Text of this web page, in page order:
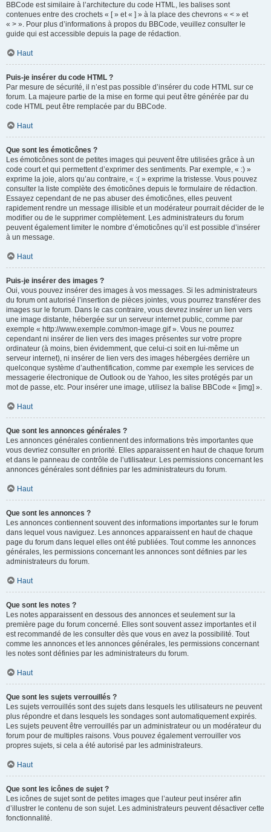
BBCode est similaire à l’architecture du code HTML, les balises sont
contenues entre des crochets « [ » et « ] » à la place des chevrons « < » et
« > ». Pour plus d’informations à propos du BBCode, veuillez consulter le
guide qui est accessible depuis la page de rédaction.
Haut
Puis-je insérer du code HTML ?
Par mesure de sécurité, il n’est pas possible d’insérer du code HTML sur ce
forum. La majeure partie de la mise en forme qui peut être générée par du
code HTML peut être remplacée par du BBCode.
Haut
Que sont les émoticônes ?
Les émoticônes sont de petites images qui peuvent être utilisées grâce à un
code court et qui permettent d’exprimer des sentiments. Par exemple, « :) »
exprime la joie, alors qu’au contraire, « :( » exprime la tristesse. Vous pouvez
consulter la liste complète des émoticônes depuis le formulaire de rédaction.
Essayez cependant de ne pas abuser des émoticônes, elles peuvent
rapidement rendre un message illisible et un modérateur pourrait décider de le
modifier ou de le supprimer complètement. Les administrateurs du forum
peuvent également limiter le nombre d’émoticônes qu’il est possible d’insérer
à un message.
Haut
Puis-je insérer des images ?
Oui, vous pouvez insérer des images à vos messages. Si les administrateurs
du forum ont autorisé l’insertion de pièces jointes, vous pourrez transférer des
images sur le forum. Dans le cas contraire, vous devrez insérer un lien vers
une image distante, hébergée sur un serveur internet public, comme par
exemple « http://www.exemple.com/mon-image.gif ». Vous ne pourrez
cependant ni insérer de lien vers des images présentes sur votre propre
ordinateur (à moins, bien évidemment, que celui-ci soit en lui-même un
serveur internet), ni insérer de lien vers des images hébergées derrière un
quelconque système d’authentification, comme par exemple les services de
messagerie électronique de Outlook ou de Yahoo, les sites protégés par un
mot de passe, etc. Pour insérer une image, utilisez la balise BBCode « [img] ».
Haut
Que sont les annonces générales ?
Les annonces générales contiennent des informations très importantes que
vous devriez consulter en priorité. Elles apparaissent en haut de chaque forum
et dans le panneau de contrôle de l’utilisateur. Les permissions concernant les
annonces générales sont définies par les administrateurs du forum.
Haut
Que sont les annonces ?
Les annonces contiennent souvent des informations importantes sur le forum
dans lequel vous naviguez. Les annonces apparaissent en haut de chaque
page du forum dans lequel elles ont été publiées. Tout comme les annonces
générales, les permissions concernant les annonces sont définies par les
administrateurs du forum.
Haut
Que sont les notes ?
Les notes apparaissent en dessous des annonces et seulement sur la
première page du forum concerné. Elles sont souvent assez importantes et il
est recommandé de les consulter dès que vous en avez la possibilité. Tout
comme les annonces et les annonces générales, les permissions concernant
les notes sont définies par les administrateurs du forum.
Haut
Que sont les sujets verrouillés ?
Les sujets verrouillés sont des sujets dans lesquels les utilisateurs ne peuvent
plus répondre et dans lesquels les sondages sont automatiquement expirés.
Les sujets peuvent être verrouillés par un administrateur ou un modérateur du
forum pour de multiples raisons. Vous pouvez également verrouiller vos
propres sujets, si cela a été autorisé par les administrateurs.
Haut
Que sont les icônes de sujet ?
Les icônes de sujet sont de petites images que l’auteur peut insérer afin
d’illustrer le contenu de son sujet. Les administrateurs peuvent désactiver cette
fonctionnalité.